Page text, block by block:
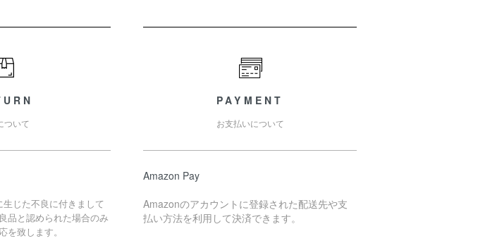
ついて
じた不良に付きまして
品と認められた場合のみ
致します。
PAYMENT
お支払いについて
Amazon Pay
Amazonのアカウントに登録された配送先や支
払い方法を利用して決済できます。